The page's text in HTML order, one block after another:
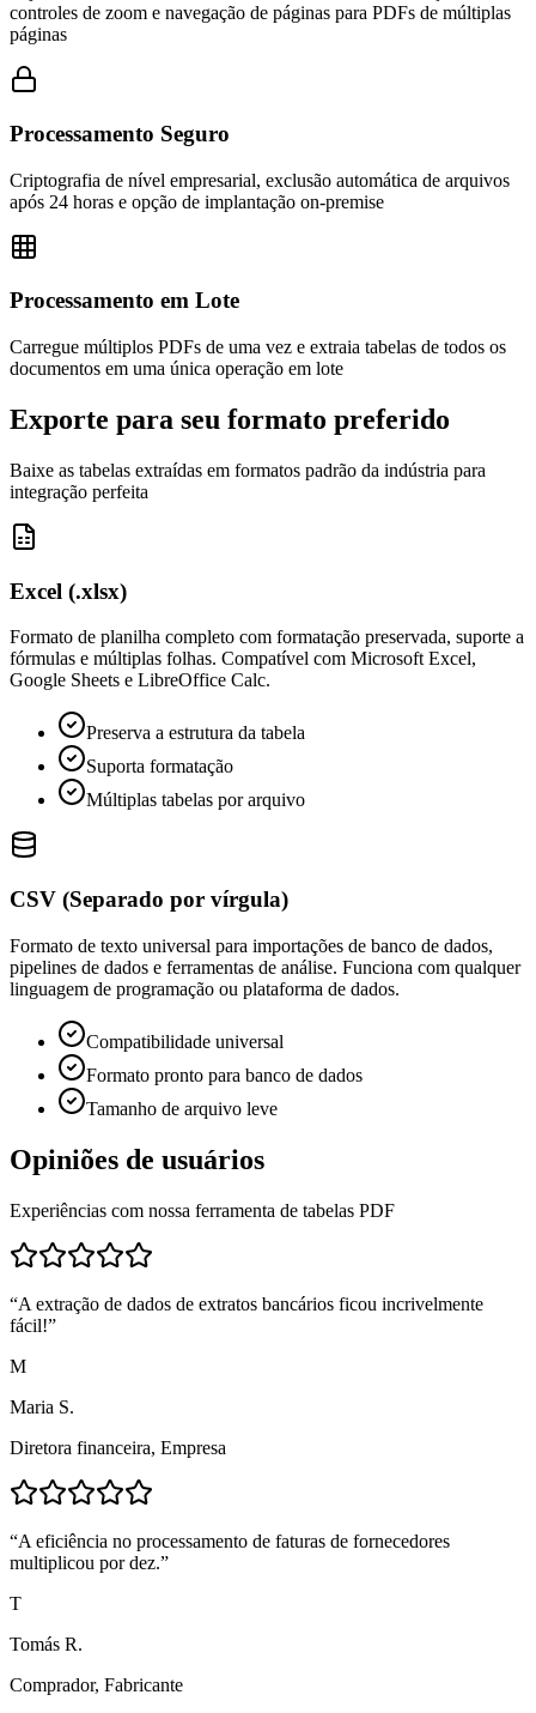
controles de zoom e navegação de páginas para PDFs de múltiplas
páginas
Processamento Seguro
Criptografia de nível empresarial, exclusão automática de arquivos
após 24 horas e opção de implantação on-premise
Processamento em Lote
Carregue múltiplos PDFs de uma vez e extraia tabelas de todos os
documentos em uma única operação em lote
Exporte para seu formato preferido
Baixe as tabelas extraídas em formatos padrão da indústria para
integração perfeita
Excel (.xlsx)
Formato de planilha completo com formatação preservada, suporte a
fórmulas e múltiplas folhas. Compatível com Microsoft Excel,
Google Sheets e LibreOffice Calc.
Preserva a estrutura da tabela
Suporta formatação
Múltiplas tabelas por arquivo
CSV (Separado por vírgula)
Formato de texto universal para importações de banco de dados,
pipelines de dados e ferramentas de análise. Funciona com qualquer
linguagem de programação ou plataforma de dados.
Compatibilidade universal
Formato pronto para banco de dados
Tamanho de arquivo leve
Opiniões de usuários
Experiências com nossa ferramenta de tabelas PDF
“A extração de dados de extratos bancários ficou incrivelmente
fácil!”
M
Maria S.
Diretora financeira, Empresa
“A eficiência no processamento de faturas de fornecedores
multiplicou por dez.”
T
Tomás R.
Comprador, Fabricante